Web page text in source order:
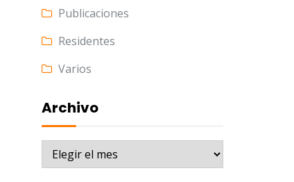
Publicaciones
Residentes
Varios
Archivo
Archivo